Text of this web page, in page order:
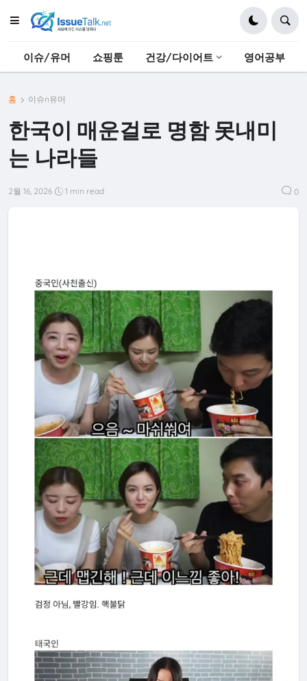
이슈/유머 쇼핑툰 건강/다이어트 영어공부
홈 이슈n유머
한국이 매운걸로 명함 못내미
는 나라들
2월 16, 2026 1 min read 0